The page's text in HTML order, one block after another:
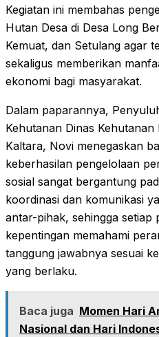
Kegiatan ini membahas
Hutan Desa di Desa Long
Kemuat, dan Setulang agar
sekaligus memberikan
ekonomi bagi masyarakat.
Dalam paparannya,
Kehutanan Dinas Kehutanan
Kaltara, Novi menegaskan
keberhasilan pengelolaan
sosial sangat bergantung
koordinasi dan komunikasi
antar-pihak, sehingga setiap
kepentingan memahami
tanggung jawabnya sesuai
yang berlaku.
Baca juga Momen Hari
Nasional dan Hari